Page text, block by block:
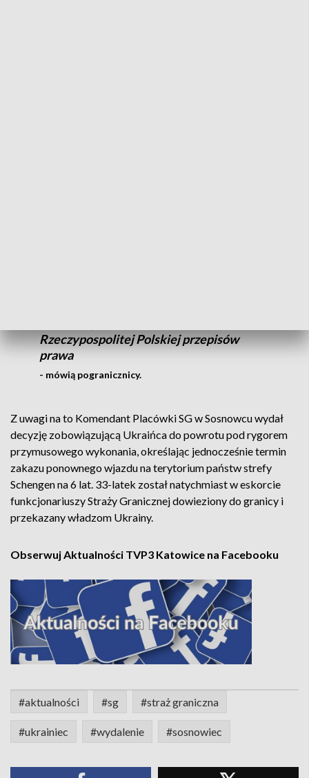
Rzeczypospolitej Polskiej przepisów
prawa
- mówią pogranicznicy.
Z uwagi na to Komendant Placówki SG w Sosnowcu wydał
decyzję zobowiązującą Ukraińca do powrotu pod rygorem
przymusowego wykonania, określając jednocześnie termin
zakazu ponownego wjazdu na terytorium państw strefy
Schengen na 6 lat. 33-latek został natychmiast w eskorcie
funkcjonariuszy Straży Granicznej dowieziony do granicy i
przekazany władzom Ukrainy.
Obserwuj Aktualności TVP3 Katowice na Facebooku
#aktualności #sg #straż graniczna
#ukrainiec #wydalenie #sosnowiec